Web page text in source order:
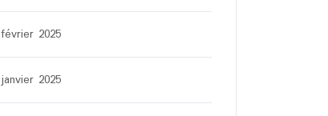
février 2025
janvier 2025